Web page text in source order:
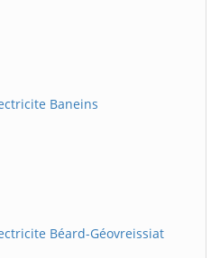
Baneins
Béard-Géovreissiat